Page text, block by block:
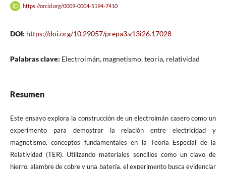
https://orcid.org/0009-0004-5194-7410
DOI: https://doi.org/10.29057/prepa3.v13i26.17028
Palabras clave: Electroimán, magnetismo, teoría, relatividad
Resumen
Este ensayo explora la construcción de un electroimán casero como un
experimento para demostrar la relación entre electricidad y
magnetismo, conceptos fundamentales en la Teoría Especial de la
Relatividad (TER). Utilizando materiales sencillos como un clavo de
hierro, alambre de cobre y una batería, el experimento busca evidenciar